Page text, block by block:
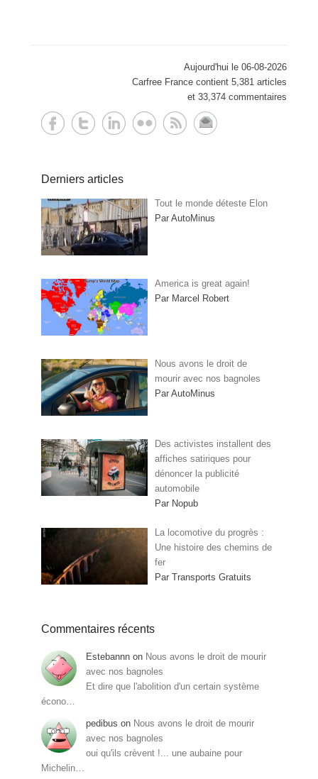
Aujourd'hui le 06-08-2026
Carfree France contient 5,381 articles
et 33,374 commentaires
Derniers articles
Tout le monde déteste Elon
Par AutoMinus
America is great again!
Par Marcel Robert
Nous avons le droit de
mourir avec nos bagnoles
Par AutoMinus
Des activistes installent des
affiches satiriques pour
dénoncer la publicité
automobile
Par Nopub
La locomotive du progrès :
Une histoire des chemins de
fer
Par Transports Gratuits
Commentaires récents
Estebannn on Nous avons le droit de mourir
avec nos bagnoles
Et dire que l'abolition d'un certain système
écono…
pedibus on Nous avons le droit de mourir
avec nos bagnoles
oui qu'ils crèvent !... une aubaine pour
Michelin…